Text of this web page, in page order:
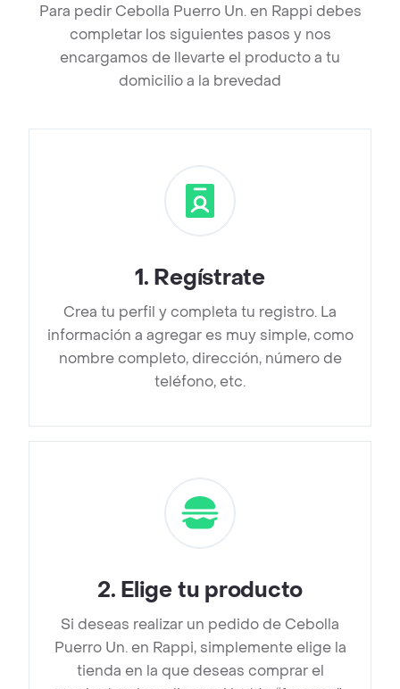
Para pedir Cebolla Puerro Un. en Rappi debes
completar los siguientes pasos y nos
encargamos de llevarte el producto a tu
domicilio a la brevedad
1. Regístrate
Crea tu perfil y completa tu registro. La
información a agregar es muy simple, como
nombre completo, dirección, número de
teléfono, etc.
2. Elige tu producto
Si deseas realizar un pedido de Cebolla
Puerro Un. en Rappi, simplemente elige la
tienda en la que deseas comprar el